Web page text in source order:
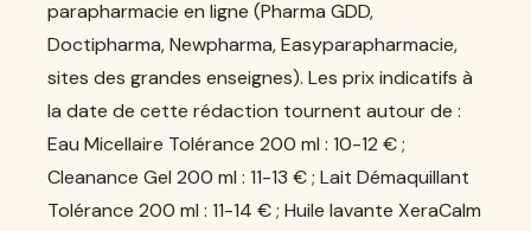
parapharmacie en ligne (Pharma GDD,
Doctipharma, Newpharma, Easyparapharmacie,
sites des grandes enseignes). Les prix indicatifs à
la date de cette rédaction tournent autour de :
Eau Micellaire Tolérance 200 ml : 10-12 € ;
Cleanance Gel 200 ml : 11-13 € ; Lait Démaquillant
Tolérance 200 ml : 11-14 € ; Huile lavante XeraCalm